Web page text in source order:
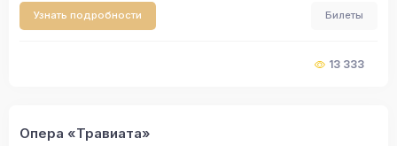
Узнать подробности Билеты
13 333
Опера «Травиата»